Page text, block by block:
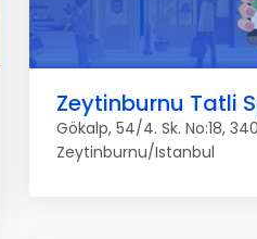
Zeytinburnu Tatli
Gökalp, 54/4. Sk. No:18,
Zeytinburnu/Istanbul